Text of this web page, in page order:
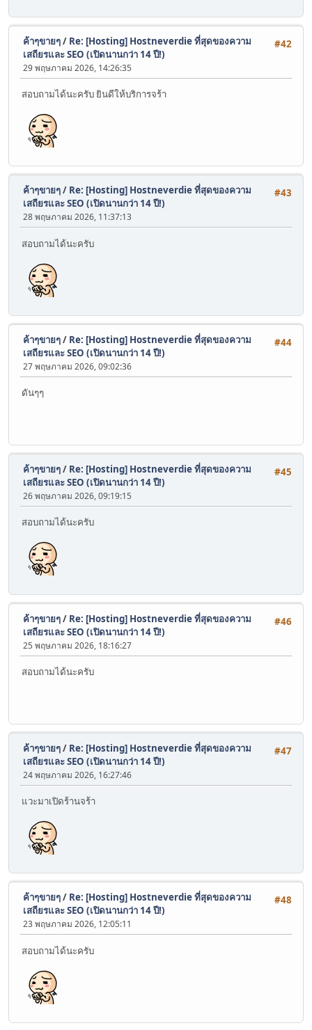
#42
ค้าๆขายๆ/ Re: [Hosting] Hostneverdie ที่สุดของความ
เสถียรและ SEO (เปิดนานกว่า 14 ปี!)
29 พฤษภาคม 2026, 14:26:35
สอบถามได้นะครับ ยินดีให้บริการจร้า
#43
ค้าๆขายๆ/ Re: [Hosting] Hostneverdie ที่สุดของความ
เสถียรและ SEO (เปิดนานกว่า 14 ปี!)
28 พฤษภาคม 2026, 11:37:13
สอบถามได้นะครับ
#44
ค้าๆขายๆ/ Re: [Hosting] Hostneverdie ที่สุดของความ
เสถียรและ SEO (เปิดนานกว่า 14 ปี!)
27 พฤษภาคม 2026, 09:02:36
ดันๆๆ
#45
ค้าๆขายๆ/ Re: [Hosting] Hostneverdie ที่สุดของความ
เสถียรและ SEO (เปิดนานกว่า 14 ปี!)
26 พฤษภาคม 2026, 09:19:15
สอบถามได้นะครับ
#46
ค้าๆขายๆ/ Re: [Hosting] Hostneverdie ที่สุดของความ
เสถียรและ SEO (เปิดนานกว่า 14 ปี!)
25 พฤษภาคม 2026, 18:16:27
สอบถามได้นะครับ
#47
ค้าๆขายๆ/ Re: [Hosting] Hostneverdie ที่สุดของความ
เสถียรและ SEO (เปิดนานกว่า 14 ปี!)
24 พฤษภาคม 2026, 16:27:46
แวะมาเปิดร้านจร้า
#48
ค้าๆขายๆ/ Re: [Hosting] Hostneverdie ที่สุดของความ
เสถียรและ SEO (เปิดนานกว่า 14 ปี!)
23 พฤษภาคม 2026, 12:05:11
สอบถามได้นะครับ